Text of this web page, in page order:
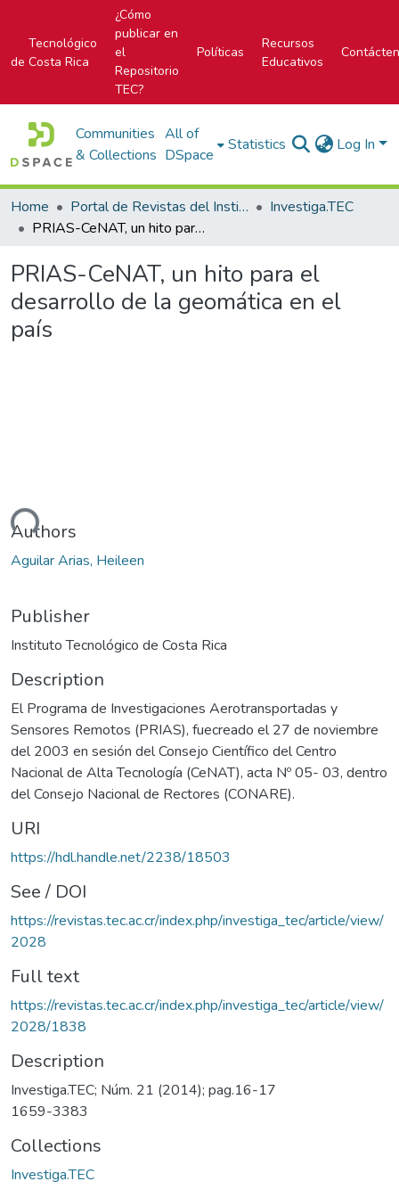
Tecnológico
de Costa Rica
¿Cómo
publicar en
el
Repositorio
TEC?
Políticas
Recursos
Educativos
Communities
& Collections
All of
DSpace
Statistics Log In
Home Portal de Revistas del Instituto Tecnológico de Costa Rica
Investiga.TEC
PRIAS-CeNAT, un hito para el desarrollo de la geomática en el país
PRIAS-CeNAT, un hito para el
desarrollo de la geomática en el
país
Authors
Aguilar Arias, Heileen
Publisher
Instituto Tecnológico de Costa Rica
Description
El Programa de Investigaciones Aerotransportadas y
Sensores Remotos (PRIAS), fuecreado el 27 de noviembre
del 2003 en sesión del Consejo Científico del Centro
Nacional de Alta Tecnología (CeNAT), acta Nº 05- 03, dentro
del Consejo Nacional de Rectores (CONARE).
URI
https://hdl.handle.net/2238/18503
See / DOI
https://revistas.tec.ac.cr/index.php/investiga_tec/article/view/
2028
Full text
https://revistas.tec.ac.cr/index.php/investiga_tec/article/view/
2028/1838
Description
Investiga.TEC; Núm. 21 (2014); pag.16-17
1659-3383
Collections
Investiga.TEC